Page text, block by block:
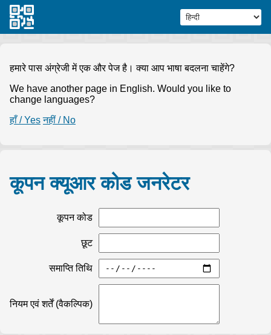
हमारे पास अंग्रेजी में एक और पेज है। क्या आप भाषा बदलना चाहेंगे?
We have another page in English. Would you like to
change languages?
हाँ / Yes नहीं / No
कूपन क्यूआर कोड जनरेटर
कूपन कोड
छूट
समाप्ति तिथि
नियम एवं शर्तें (वैकल्पिक)